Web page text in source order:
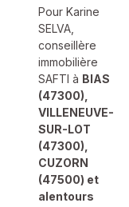
Pour Karine
SELVA,
conseillère
immobilière
SAFTI à BIAS
(47300),
VILLENEUVE-
SUR-LOT
(47300),
CUZORN
(47500) et
alentours